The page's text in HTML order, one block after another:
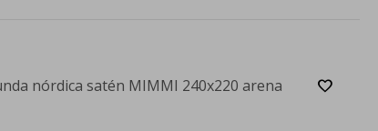
nórdica satén MIMMI 240x220 arena